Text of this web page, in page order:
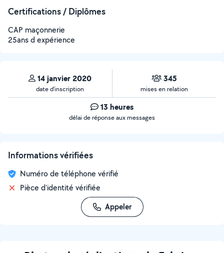
Certifications / Diplômes
CAP maçonnerie
25ans d expérience
14 janvier 2020
date d’inscription
345
mises en relation
13 heures
délai de réponse aux messages
Informations vérifiées
Numéro de téléphone vérifié
Pièce d'identité vérifiée
Appeler